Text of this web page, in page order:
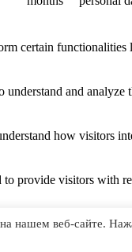
нашем веб-сайте.
certain
understand and
how visitors
to provide visitors with
those that are being